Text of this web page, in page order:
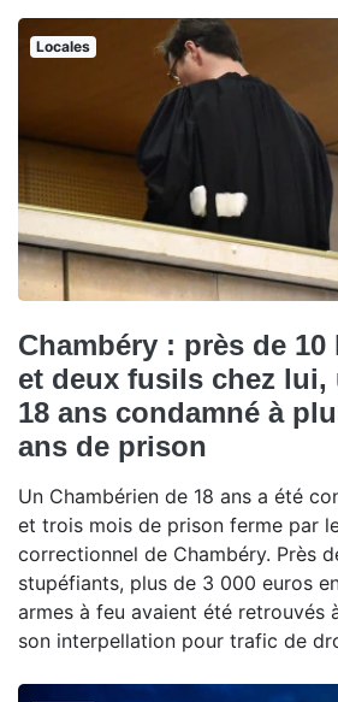
Locales
Chambéry : près de
et deux fusils chez lui,
18 ans condamné à
ans de prison
Un Chambérien de 18 ans a été
et trois mois de prison ferme par
correctionnel de Chambéry. Près
stupéfiants, plus de 3 000 euros
armes à feu avaient été retrouvés
son interpellation pour trafic de